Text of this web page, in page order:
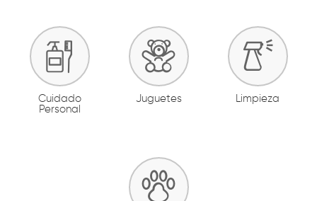
Cuidado
Personal
Juguetes Limpieza